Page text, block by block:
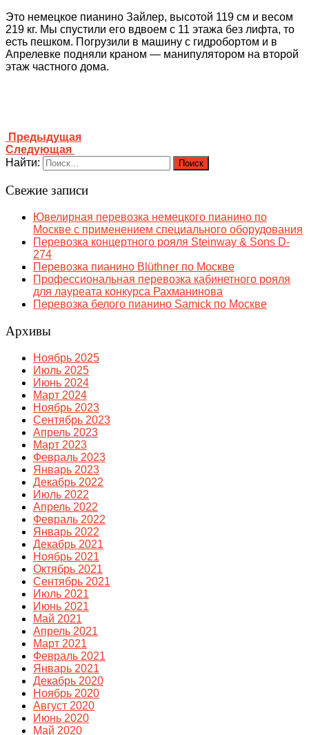
Это немецкое пианино Зайлер, высотой 119 см и весом
219 кг. Мы спустили его вдвоем с 11 этажа без лифта, то
есть пешком. Погрузили в машину с гидробортом и в
Апрелевке подняли краном — манипулятором на второй
этаж частного дома.
Предыдущая
Следующая
Найти:
Свежие записи
Ювелирная перевозка немецкого пианино по
Москве с применением специального оборудования
Перевозка концертного рояля Steinway & Sons D-
274
Перевозка пианино Blüthner по Москве
Профессиональная перевозка кабинетного рояля
для лауреата конкурса Рахманинова
Перевозка белого пианино Samick по Москве
Архивы
Ноябрь 2025
Июль 2025
Июнь 2024
Март 2024
Ноябрь 2023
Сентябрь 2023
Апрель 2023
Март 2023
Февраль 2023
Январь 2023
Декабрь 2022
Июль 2022
Апрель 2022
Февраль 2022
Январь 2022
Декабрь 2021
Ноябрь 2021
Октябрь 2021
Сентябрь 2021
Июль 2021
Июнь 2021
Май 2021
Апрель 2021
Март 2021
Февраль 2021
Январь 2021
Декабрь 2020
Ноябрь 2020
Август 2020
Июнь 2020
Май 2020